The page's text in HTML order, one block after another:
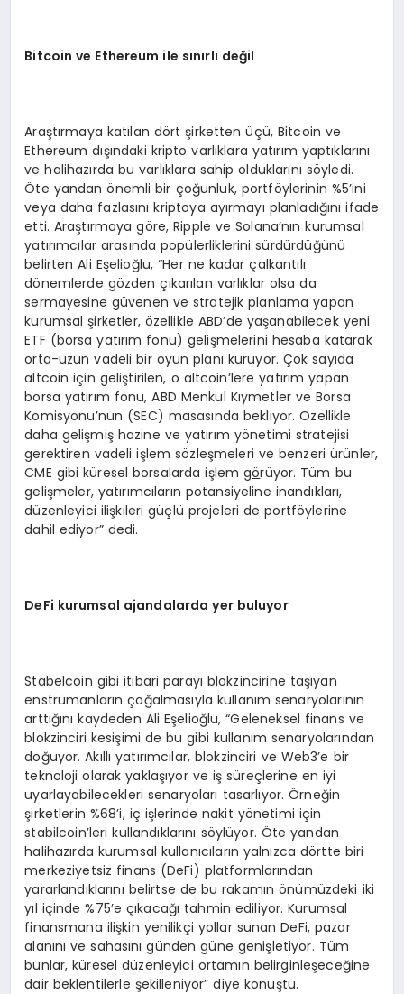
Bitcoin ve Ethereum ile sınırlı değil
Araştırmaya katılan dört şirketten üçü, Bitcoin ve
Ethereum dışındaki kripto varlıklara yatırım yaptıklarını
ve halihazırda bu varlıklara sahip olduklarını söyledi.
Öte yandan önemli bir çoğunluk, portföylerinin %5’ini
veya daha fazlasını kriptoya ayırmayı planladığını ifade
etti. Araştırmaya göre, Ripple ve Solana’nın kurumsal
yatırımcılar arasında popülerliklerini sürdürdüğünü
belirten Ali Eşelioğlu, “Her ne kadar çalkantılı
dönemlerde gözden çıkarılan varlıklar olsa da
sermayesine güvenen ve stratejik planlama yapan
kurumsal şirketler, özellikle ABD’de yaşanabilecek yeni
ETF (borsa yatırım fonu) gelişmelerini hesaba katarak
orta-uzun vadeli bir oyun planı kuruyor. Çok sayıda
altcoin için geliştirilen, o altcoin’lere yatırım yapan
borsa yatırım fonu, ABD Menkul Kıymetler ve Borsa
Komisyonu’nun (SEC) masasında bekliyor. Özellikle
daha gelişmiş hazine ve yatırım yönetimi stratejisi
gerektiren vadeli işlem sözleşmeleri ve benzeri ürünler,
CME gibi küresel borsalarda işlem görüyor. Tüm bu
gelişmeler, yatırımcıların potansiyeline inandıkları,
düzenleyici ilişkileri güçlü projeleri de portföylerine
dahil ediyor” dedi.
DeFi kurumsal ajandalarda yer buluyor
Stabelcoin gibi itibari parayı blokzincirine taşıyan
enstrümanların çoğalmasıyla kullanım senaryolarının
arttığını kaydeden Ali Eşelioğlu, “Geleneksel finans ve
blokzinciri kesişimi de bu gibi kullanım senaryolarından
doğuyor. Akıllı yatırımcılar, blokzinciri ve Web3’e bir
teknoloji olarak yaklaşıyor ve iş süreçlerine en iyi
uyarlayabilecekleri senaryoları tasarlıyor. Örneğin
şirketlerin %68’i, iç işlerinde nakit yönetimi için
stabilcoin’leri kullandıklarını söylüyor. Öte yandan
halihazırda kurumsal kullanıcıların yalnızca dörtte biri
merkeziyetsiz finans (DeFi) platformlarından
yararlandıklarını belirtse de bu rakamın önümüzdeki iki
yıl içinde %75’e çıkacağı tahmin ediliyor. Kurumsal
finansmana ilişkin yenilikçi yollar sunan DeFi, pazar
alanını ve sahasını günden güne genişletiyor. Tüm
bunlar, küresel düzenleyici ortamın belirginleşeceğine
dair beklentilerle şekilleniyor” diye konuştu.